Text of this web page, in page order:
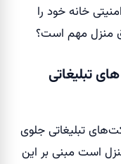
خانه خود را
منزل مهم است؟
تبلیغاتی
تبلیغاتی جلوی
است مبنی بر این